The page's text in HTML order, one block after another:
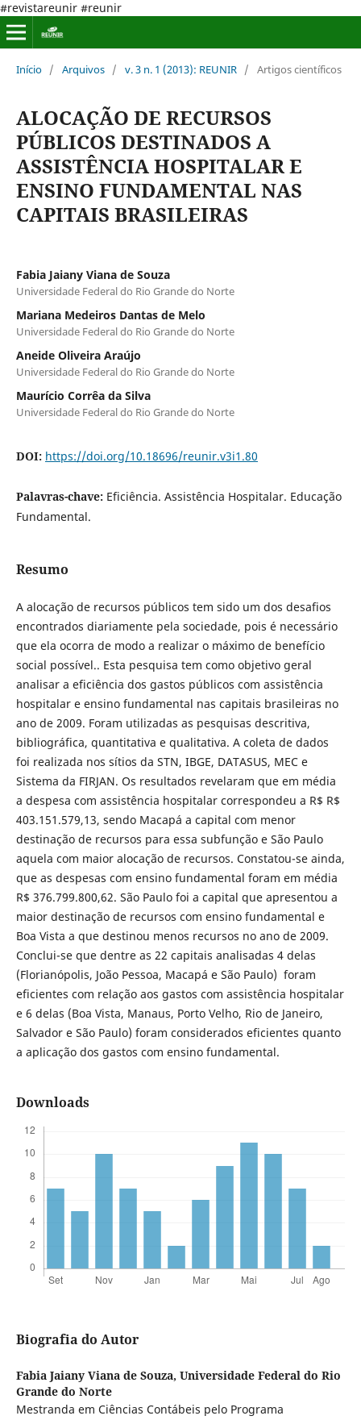
#revistareunir #reunir
Início / Arquivos / v. 3 n. 1 (2013): REUNIR / Artigos científicos
ALOCAÇÃO DE RECURSOS
PÚBLICOS DESTINADOS A
ASSISTÊNCIA HOSPITALAR E
ENSINO FUNDAMENTAL NAS
CAPITAIS BRASILEIRAS
Fabia Jaiany Viana de Souza
Universidade Federal do Rio Grande do Norte
Mariana Medeiros Dantas de Melo
Universidade Federal do Rio Grande do Norte
Aneide Oliveira Araújo
Universidade Federal do Rio Grande do Norte
Maurício Corrêa da Silva
Universidade Federal do Rio Grande do Norte
DOI: https://doi.org/10.18696/reunir.v3i1.80
Palavras-chave: Eficiência. Assistência Hospitalar. Educação
Fundamental.
Resumo
A alocação de recursos públicos tem sido um dos desafios
encontrados diariamente pela sociedade, pois é necessário
que ela ocorra de modo a realizar o máximo de benefício
social possível.. Esta pesquisa tem como objetivo geral
analisar a eficiência dos gastos públicos com assistência
hospitalar e ensino fundamental nas capitais brasileiras no
ano de 2009. Foram utilizadas as pesquisas descritiva,
bibliográfica, quantitativa e qualitativa. A coleta de dados
foi realizada nos sítios da STN, IBGE, DATASUS, MEC e
Sistema da FIRJAN. Os resultados revelaram que em média
a despesa com assistência hospitalar correspondeu a R$ R$
403.151.579,13, sendo Macapá a capital com menor
destinação de recursos para essa subfunção e São Paulo
aquela com maior alocação de recursos. Constatou-se ainda,
que as despesas com ensino fundamental foram em média
R$ 376.799.800,62. São Paulo foi a capital que apresentou a
maior destinação de recursos com ensino fundamental e
Boa Vista a que destinou menos recursos no ano de 2009.
Conclui-se que dentre as 22 capitais analisadas 4 delas
(Florianópolis, João Pessoa, Macapá e São Paulo) foram
eficientes com relação aos gastos com assistência hospitalar
e 6 delas (Boa Vista, Manaus, Porto Velho, Rio de Janeiro,
Salvador e São Paulo) foram considerados eficientes quanto
a aplicação dos gastos com ensino fundamental.
Downloads
Biografia do Autor
Fabia Jaiany Viana de Souza, Universidade Federal do Rio
Grande do Norte
Mestranda em Ciências Contábeis pelo Programa